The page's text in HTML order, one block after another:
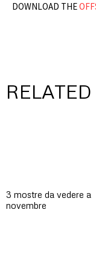
DOWNLOAD THE
3 mostre da vedere a
novembre